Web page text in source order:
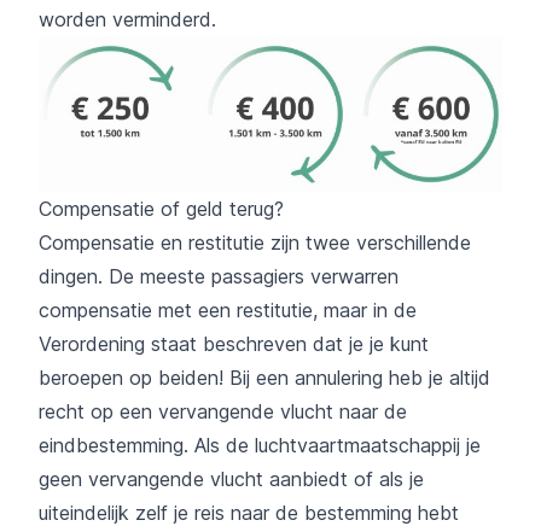
worden verminderd.
Compensatie of geld terug?
Compensatie en restitutie zijn twee verschillende
dingen. De meeste passagiers verwarren
compensatie met een restitutie, maar in de
Verordening staat beschreven dat je je kunt
beroepen op beiden! Bij een annulering heb je altijd
recht op een vervangende vlucht naar de
eindbestemming. Als de luchtvaartmaatschappij je
geen vervangende vlucht aanbiedt of als je
uiteindelijk zelf je reis naar de bestemming hebt